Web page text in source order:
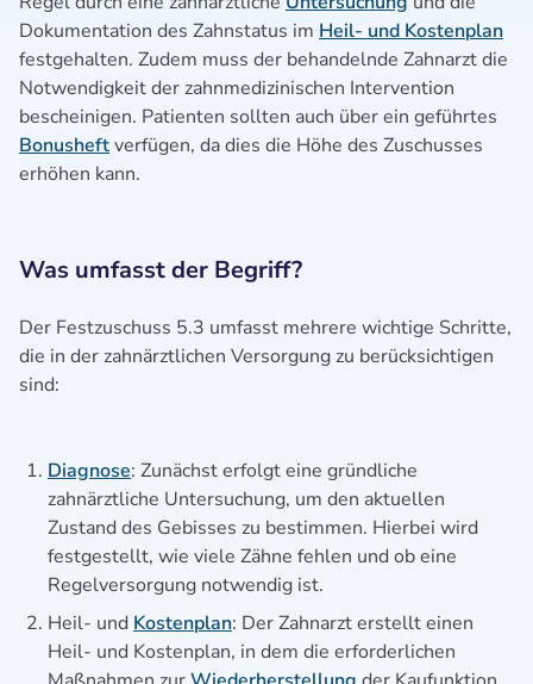
Dokumentation des Zahnstatus im Heil- und Kostenplan
festgehalten. Zudem muss der behandelnde Zahnarzt die
Notwendigkeit der zahnmedizinischen Intervention
bescheinigen. Patienten sollten auch über ein geführtes
Bonusheftverfügen, da dies die Höhe des Zuschusses
erhöhen kann.
Was umfasst der Begriff?
Der Festzuschuss 5.3 umfasst mehrere wichtige Schritte,
die in der zahnärztlichen Versorgung zu berücksichtigen
sind:
Diagnose: Zunächst erfolgt eine gründliche
zahnärztliche Untersuchung, um den aktuellen
Zustand des Gebisses zu bestimmen. Hierbei wird
festgestellt, wie viele Zähne fehlen und ob eine
Regelversorgung notwendig ist.
Heil- und Kostenplan: Der Zahnarzt erstellt einen
Heil- und Kostenplan, in dem die erforderlichen